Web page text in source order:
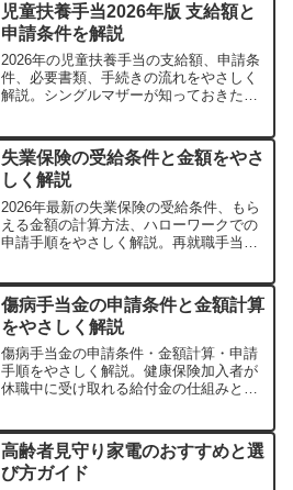
権利”**...
児童扶養手当2026年版 支給額と
申請条件を解説
2026年の児童扶養手当の支給額、申請条
件、必要書類、手続きの流れをやさしく
解説。シングルマザーが知っておきたい
失業保険の受給条件と金額をやさ
しく解説
2026年最新の失業保険の受給条件、もら
える金額の計算方法、ハローワークでの
申請手順をやさしく解説。再就職手当や
傷病手当金の申請条件と金額計算
をやさしく解説
傷病手当金の申請条件・金額計算・申請
手順をやさしく解説。健康保険加入者が
休職中に受け取れる給付金の仕組みと、
高齢者見守り家電のおすすめと選
び方ガイド